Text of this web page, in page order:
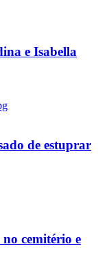
e Isabella
de estuprar
cemitério e